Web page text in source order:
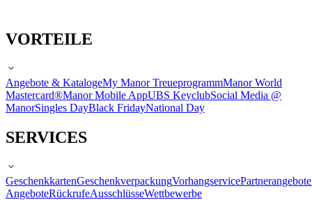
VORTEILE
Angebote & KatalogeMy Manor TreueprogrammManor World
Mastercard®Manor Mobile AppUBS KeyclubSocial Media @
ManorSingles DayBlack FridayNational Day
SERVICES
GeschenkkartenGeschenkverpackungVorhangservicePartnerangebote
AngeboteRückrufeAusschlüsseWettbewerbe